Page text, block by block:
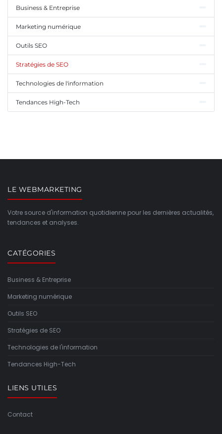
Business & Entreprise
Marketing numérique
Outils SEO
Stratégies de SEO
Technologies de l'information
Tendances High-Tech
LE WEBMARKETING
Votre source d'information quotidienne pour les dernières actualités,
tendances et analyses.
CATÉGORIES
Business & Entreprise
Marketing numérique
Outils SEO
Stratégies de SEO
Technologies de l'information
Tendances High-Tech
LIENS UTILES
Contact